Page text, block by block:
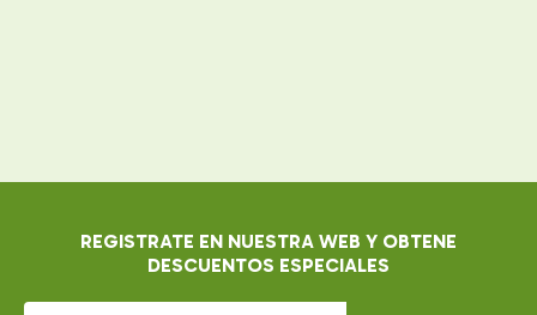
REGISTRATE EN NUESTRA WEB Y OBTENE
DESCUENTOS ESPECIALES